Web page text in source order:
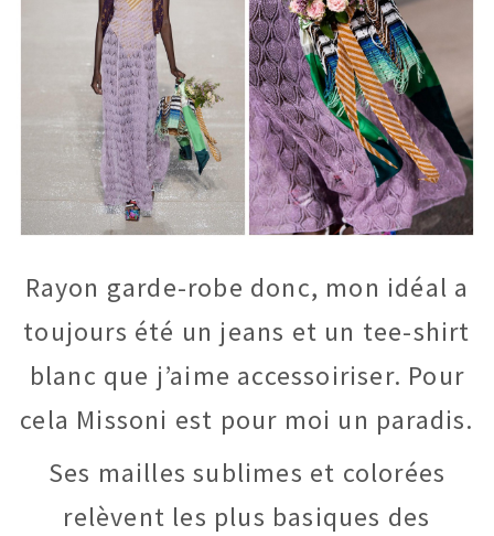
Rayon garde-robe donc, mon idéal a
toujours été un jeans et un tee-shirt
blanc que j’aime accessoiriser. Pour
cela Missoni est pour moi un paradis.
Ses mailles sublimes et colorées
relèvent les plus basiques des